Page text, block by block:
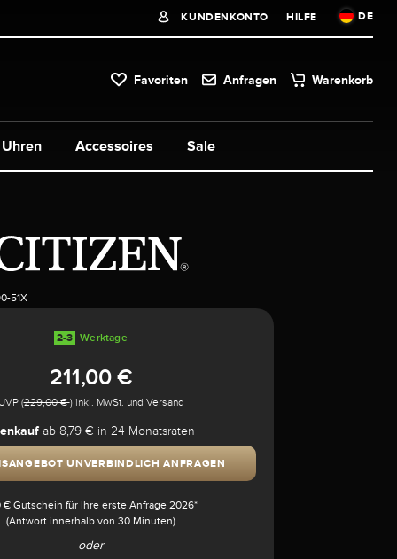
KUNDENKONTO HILFE DE
Favoriten Anfragen Warenkorb
Uhren Accessoires Sale
51X
2-3 Werktage
211,00 €
(229,00 €) inkl. MwSt. und Versand
ab 8,79 € in 24 Monatsraten
UNVERBINDLICH ANFRAGEN
€ Gutschein für Ihre erste Anfrage 2026*
(Antwort innerhalb von 30 Minuten)
oder